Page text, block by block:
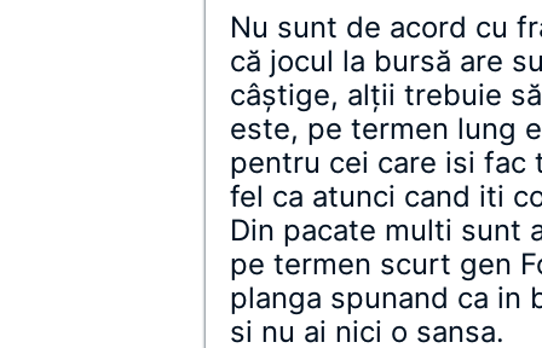
Nu sunt de acord cu
că jocul la bursă are
câştige, alţii trebuie
este, pe termen lung
pentru cei care isi fac
fel ca atunci cand iti
Din pacate multi sunt
pe termen scurt gen
planga spunand ca in
si nu ai nici o sansa.